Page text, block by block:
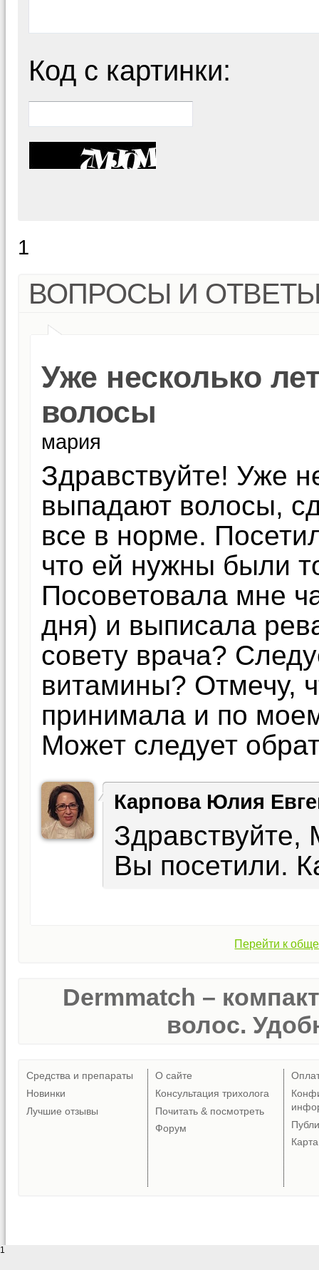
Код с картинки:
1
ВОПРОСЫ И
Уже несколько
волосы
мария
Здравствуйте! Уже
выпадают волосы,
все в норме.
что ей нужны были
Посоветовала мне
дня) и выписала
совету врача?
витамины? Отмечу,
принимала и по
Может следует
Карпова Юлия
Здравствуйте,
Вы посетили.
Перейти к
Dermmatch –
волос.
Средства и препараты
Новинки
Лучшие отзывы
О сайте
Консультация трихолога
Почитать & посмотреть
Форум
1